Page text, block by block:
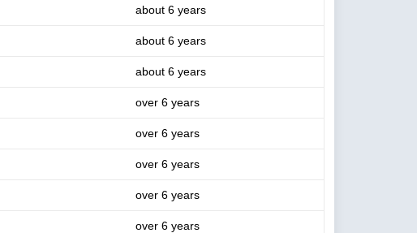
about 6 years
about 6 years
about 6 years
over 6 years
over 6 years
over 6 years
over 6 years
over 6 years